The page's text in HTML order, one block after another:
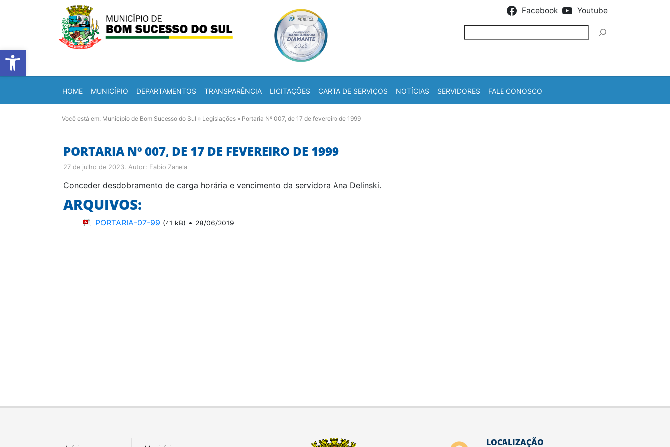
Barra de Ferramentas Aberta
Facebook Youtube
HOME MUNICÍPIO DEPARTAMENTOS TRANSPARÊNCIA LICITAÇÕES CARTA DE SERVIÇOS NOTÍCIAS SERVIDORES FALE CONOSCO
Você está em: Município de Bom Sucesso do Sul » Legislações » Portaria Nº 007, de 17 de fevereiro de 1999
PORTARIA Nº 007, DE 17 DE FEVEREIRO DE 1999
27 de julho de 2023. Autor: Fabio Zanela
Conceder desdobramento de carga horária e vencimento da servidora Ana Delinski.
ARQUIVOS:
PORTARIA-07-99 (41 kB) • 28/06/2019
LOCALIZAÇÃO